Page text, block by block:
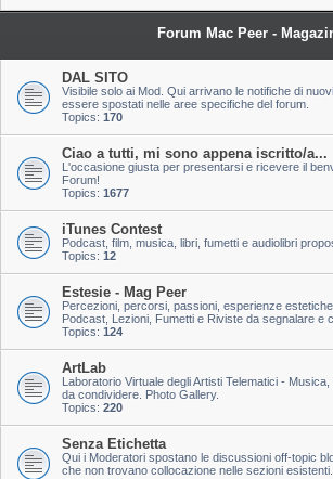
Forum Mac Peer -
DAL SITO
Visibile solo ai Mod. Qui arrivano le notifiche di
essere spostati nelle aree specifiche del forum.
Topics: 170
Ciao a tutti, mi sono appena iscritto/a...
L'occasione giusta per presentarsi e ricevere il
Forum!
Topics: 1677
iTunes Contest
Podcast, film, musica, libri, fumetti e audiolibri
Topics: 12
Estesie - Mag Peer
Percezioni, percorsi, passioni, esperienze
Podcast, Lezioni, Fumetti e Riviste da segnalare e
Topics: 124
ArtLab
Laboratorio Virtuale degli Artisti Telematici -
da condividere. Photo Gallery.
Topics: 220
Senza Etichetta
Qui i Moderatori spostano le discussioni off-topic
che non trovano collocazione nelle sezioni esistenti.